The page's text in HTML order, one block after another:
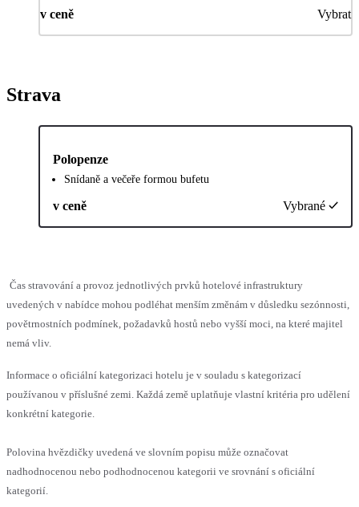
v ceně Vybrat
Strava
Polopenze
Snídaně a večeře formou bufetu
v ceně Vybrané
Čas stravování a provoz jednotlivých prvků hotelové infrastruktury
uvedených v nabídce mohou podléhat menším změnám v důsledku sezónnosti,
povětrnostních podmínek, požadavků hostů nebo vyšší moci, na které majitel
nemá vliv.
Informace o oficiální kategorizaci hotelu je v souladu s kategorizací
používanou v příslušné zemi. Každá země uplatňuje vlastní kritéria pro udělení
konkrétní kategorie.
Polovina hvězdičky uvedená ve slovním popisu může označovat
nadhodnocenou nebo podhodnocenou kategorii ve srovnání s oficiální
kategorií.